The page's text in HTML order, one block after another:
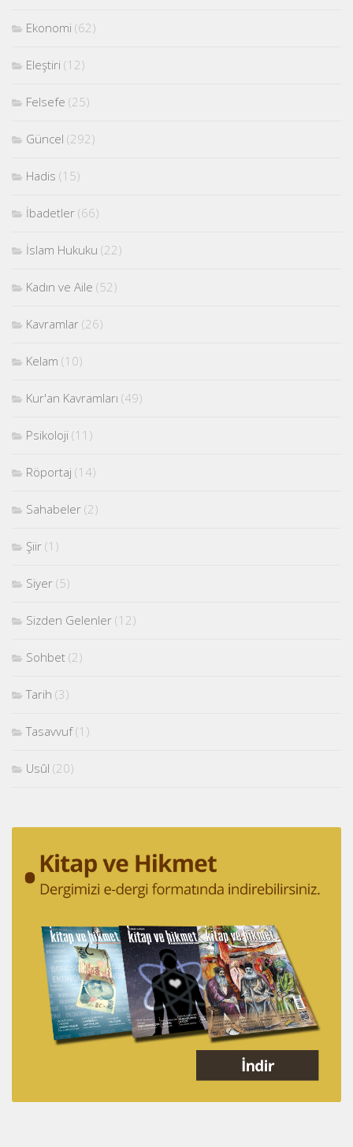
Ekonomi (62)
Eleştiri (12)
Felsefe (25)
Güncel (292)
Hadis (15)
İbadetler (66)
İslam Hukuku (22)
Kadın ve Aile (52)
Kavramlar (26)
Kelam (10)
Kur'an Kavramları (49)
Psikoloji (11)
Röportaj (14)
Sahabeler (2)
Şiir (1)
Siyer (5)
Sizden Gelenler (12)
Sohbet (2)
Tarih (3)
Tasavvuf(1)
Usûl (20)